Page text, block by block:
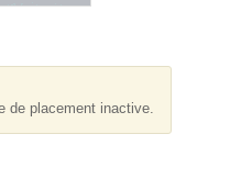
de placement inactive.